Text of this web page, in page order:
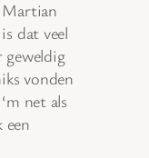
Martian
dat veel
geweldig
vonden
net als
een